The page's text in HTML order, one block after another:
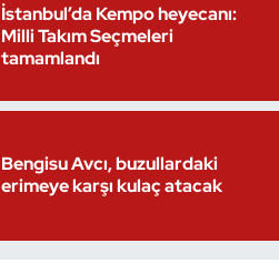
İstanbul’da Kempo heyecanı:
Milli Takım Seçmeleri
tamamlandı
Bengisu Avcı, buzullardaki
erimeye karşı kulaç atacak